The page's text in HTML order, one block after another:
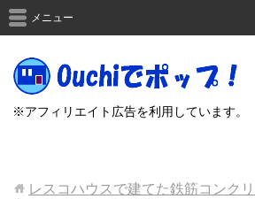
※アフィリエイト広告を利用しています。
メニュー
レスコハウスで建てた鉄筋コンク